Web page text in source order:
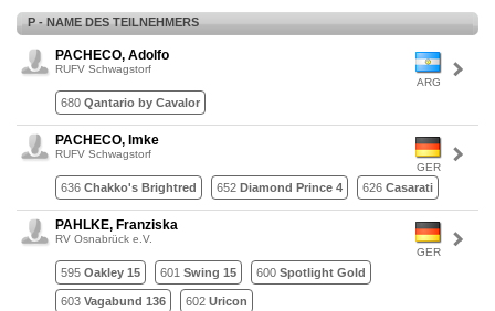
P - NAME DES TEILNEHMERS
ARG
PACHECO, Adolfo
RUFV Schwagstorf
680 Qantario by Cavalor
GER
PACHECO, Imke
RUFV Schwagstorf
636 Chakko's Brightred 652 Diamond Prince 4 626 Casarati
GER
PAHLKE, Franziska
RV Osnabrück e.V.
595 Oakley 15 601 Swing 15 600 Spotlight Gold
603 Vagabund 136 602 Uricon